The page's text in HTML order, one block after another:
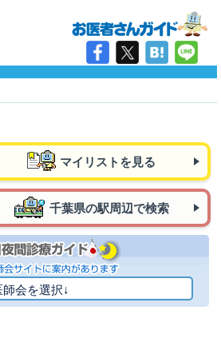
マイリストを見る
千葉県の駅周辺で検索